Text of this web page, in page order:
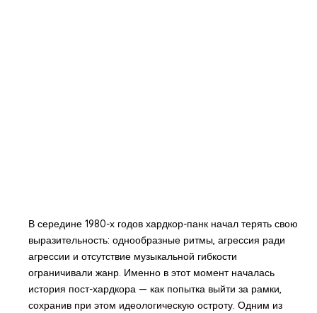
В середине 1980-х годов хардкор-панк начал терять свою
выразительность: однообразные ритмы, агрессия ради
агрессии и отсутствие музыкальной гибкости
ограничивали жанр. Именно в этот момент началась
история пост-хардкора — как попытка выйти за рамки,
сохранив при этом идеологическую остроту. Одним из